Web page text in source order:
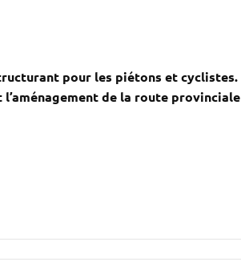
pour les piétons et cyclistes.
de la route provinciale